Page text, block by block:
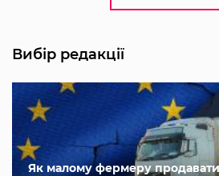
Вибір редакції
Як малому фермеру